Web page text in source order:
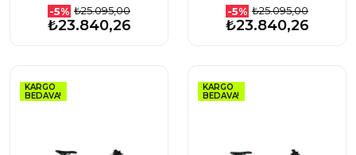
-5% ₺25.095,00
₺23.840,26
-5% ₺25.095,00
₺23.840,26
KARGO
BEDAVA!
KARGO
BEDAVA!